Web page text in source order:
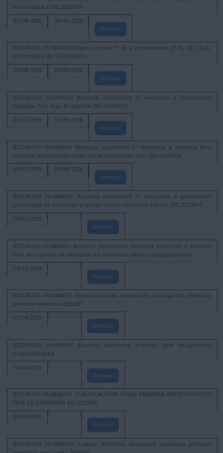
Informatica B SEL2025013
07/08/2026
30/09/2026
Amosar
RECURSOS HUMANOS Anuncio notas 1º ej. y convocatoria 2º ej. Tec. Sup.
Informática (B) SEL2025013
03/08/2026
25/09/2026
Amosar
RECURSOS HUMANOS Anuncio resultados 3º exercicio e finalización
proceso Tec. Sup. Economía (SEL2024007)
31/07/2026
31/08/2026
Amosar
RECURSOS HUMANOS Anuncio resultados 1º exercicio e anuncio final
proceso elaboración listas oficial protección civil (SEL2026016)
24/07/2026
24/08/2026
Amosar
RECURSOS HUMANOS Anuncio resultados 2º exercicio e puntuación
provisional de concurso proceso oficial comercio interior (SEL2023015
10/07/2025
Amosar
RECURSOS HUMANOS Anuncio puntuación definitiva concurso e anuncio
final do proceso de axudante de comercio interior (estabilización)
19/02/2024
Amosar
RECURSOS HUMANOS- Resolución das alegacións ao segundo exercicio
proceso selectivo 2022007
17/04/2023
Amosar
RECURSOS HUMANOS Anuncio admitidos proceso libre designación
postos Alcaldía
16/04/2021
Amosar
RECURSOS HUMANOS- CUALIFICACIÓNS FINAIS PRIMEIRA PARTE EXERCICIO
FASE DE OPOSICIÓN SEL2020004
24/03/2021
Amosar
RECURSOS HUMANOS- Listaxe definitiva respostas correctas primeiro